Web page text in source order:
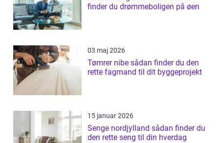
finder du drømmeboligen på øen
03 maj 2026
Tømrer nibe sådan finder du den
rette fagmand til dit byggeprojekt
15 januar 2026
Senge nordjylland sådan finder du
den rette seng til din hverdag